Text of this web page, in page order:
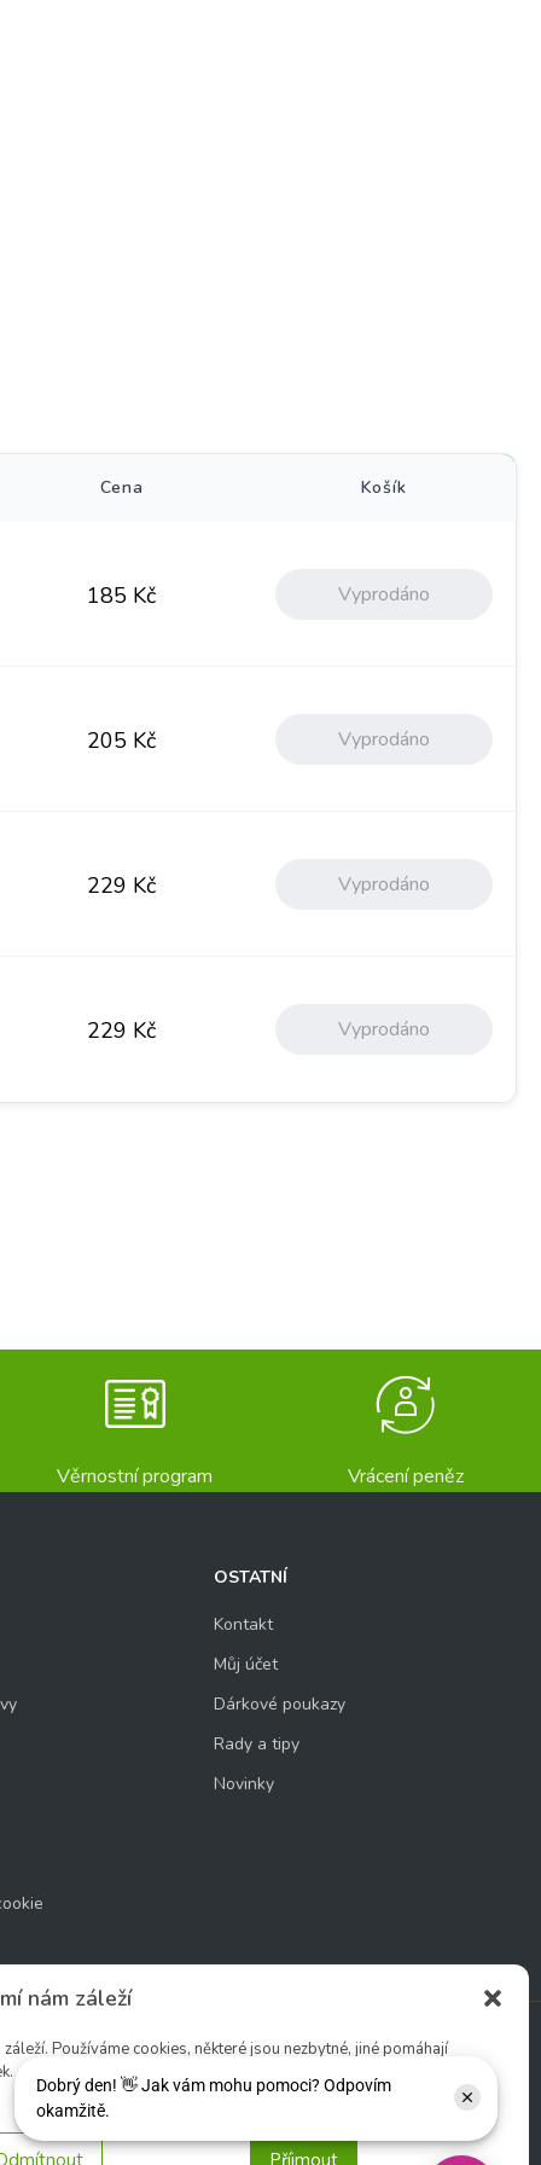
nám záleží
Používáme cookies, některé jsou nezbytné, jiné pomáhají
Příjmout
Cena Košík
185 Kč Vyprodáno
205 Kč Vyprodáno
229 Kč Vyprodáno
229 Kč Vyprodáno
Věrnostní program Vrácení peněz
OSTATNÍ
Kontakt
Můj účet
Dárkové poukazy
Rady a tipy
Novinky
Sledujte nás: